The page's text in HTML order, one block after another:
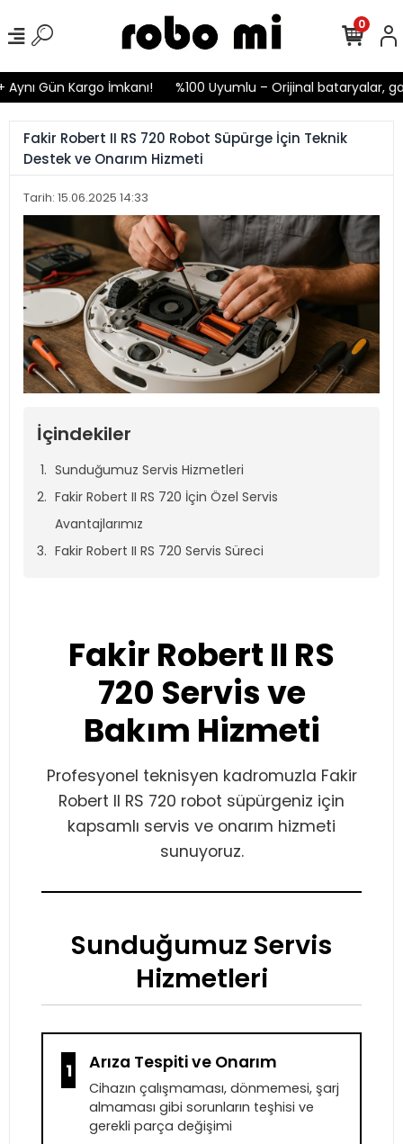
Gün Kargo İmkanı! %100 Uyumlu – Orijinal bataryalar,
0
Fakir Robert II RS 720 Robot Süpürge İçin Teknik
Destek ve Onarım Hizmeti
Tarih: 15.06.2025 14:33
İçindekiler
Sunduğumuz Servis Hizmetleri
Fakir Robert II RS 720 İçin Özel Servis
Avantajlarımız
Fakir Robert II RS 720 Servis Süreci
Fakir Robert II RS
720 Servis ve
Bakım Hizmeti
Profesyonel teknisyen kadromuzla Fakir
Robert II RS 720 robot süpürgeniz için
kapsamlı servis ve onarım hizmeti
sunuyoruz.
Sunduğumuz Servis
Hizmetleri
1 Arıza Tespiti ve Onarım
Cihazın çalışmaması, dönmemesi, şarj
almaması gibi sorunların teşhisi ve
gerekli parça değişimi